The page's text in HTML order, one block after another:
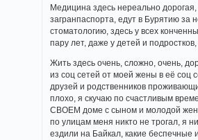
Медицина здесь нереально
загранпаспорта, едут в Бурятию
стоматологию, здесь у всех
пару лет, даже у детей и
Жить здесь очень, сложно, очень,
из соц сетей от моей жены в её соц
друзей и родственников
плохо, я скучаю по счастливым
СВОЕМ доме с сыном и молодой
по улицам меня никто не трогал, я
ездили на Байкал, какие